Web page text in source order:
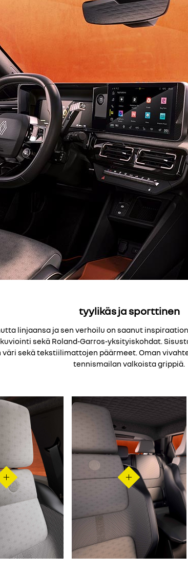
tyylikäs ja sporttinen
linjaansa ja sen verhoilu on saanut
sekä Roland-Garros-yksityiskohdat.
sekä tekstiilimattojen päärmeet. Oman
tennismailan valkoista grippiä.